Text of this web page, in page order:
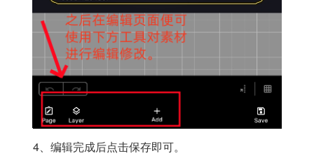
4、编辑完成后点击保存即可。